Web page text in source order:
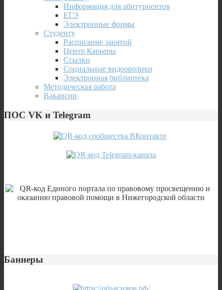
Информация для абитуриентов
ЕГЭ
Электронные формы
Студенту
Расписание занятий
Центр Карьеры
Ссылки
Социальные видеоролики
Электронная библиотека
Методическая работа
Вакансии
ПОС VK и Telegram
Баннеры